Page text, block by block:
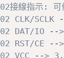
接線指示: 可
CLK/SCLK
DAT/IO --
RST/CE --
VCC -->